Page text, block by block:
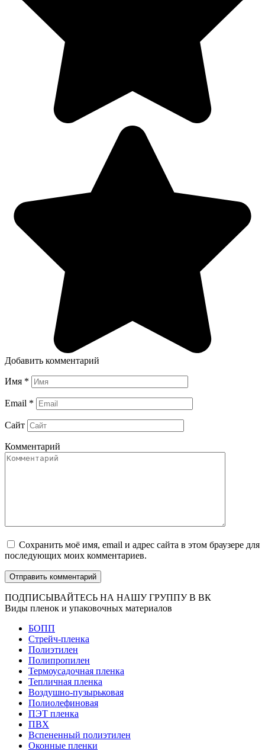
Добавить комментарий
Имя *
Email *
Сайт
Комментарий
Сохранить моё имя, email и адрес сайта в этом браузере для
последующих моих комментариев.
ПОДПИСЫВАЙТЕСЬ НА НАШУ ГРУППУ В ВК
Виды пленок и упаковочных материалов
БОПП
Стрейч-пленка
Полиэтилен
Полипропилен
Термоусадочная пленка
Тепличная пленка
Воздушно-пузырьковая
Полиолефиновая
ПЭТ пленка
ПВХ
Вспененный полиэтилен
Оконные пленки